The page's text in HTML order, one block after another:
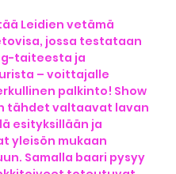
Leidien vetämä
jossa testataan
taiteesta ja
– voittajalle
palkinto! Show
tähdet valtaavat lavan
esityksillään ja
yleisön mukaan
Samalla baari pysyy